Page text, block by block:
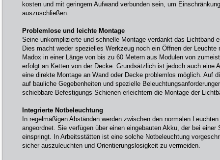
kosten und mit geringem Aufwand verbunden sein, um
auszuschließen.
Problemlose und leichte Montage
Seine unkomplizierte und schnelle Montage verdankt das Lichtband
Dies macht weder spezielles Werkzeug noch ein Öffnen der Leuchte
Madox in einer Länge von bis zu 60 Metern aus Modulen von
erfolgt an Ketten von der Decke. Grundsätzlich ist jedoch auch eine
eine direkte Montage an Wand oder Decke problemlos möglich. Auf
auf bauliche Gegebenheiten und spezielle
schiebbare Befestigungs-Schienen erleichtern die Montage der
Integrierte Notbeleuchtung
In regelmäßigen Abständen werden zwischen den normalen
angeordnet. Sie verfügen über einen eingebauten Akku, der bei einer
einspringt. In Arbeitsstätten ist eine solche Notbeleuchtung
sicher auszuleuchten und Orientierungslosigkeit zu vermeiden.